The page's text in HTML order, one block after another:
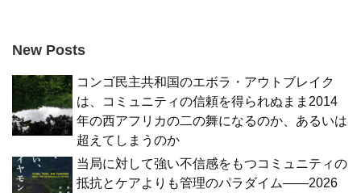
New Posts
コンゴ民主共和国のエボラ・アウトブレイク
は、コミュニティの信頼を得られぬまま2014
年の西アフリカの二の舞になるのか、あるいは
超えてしまうのか
当局に対して強い不信感をもつコミュニティの
抵抗とケアよりも管理のパラダイム――2026